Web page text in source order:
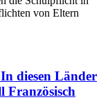
von Eltern
diesen Länder
Französisch